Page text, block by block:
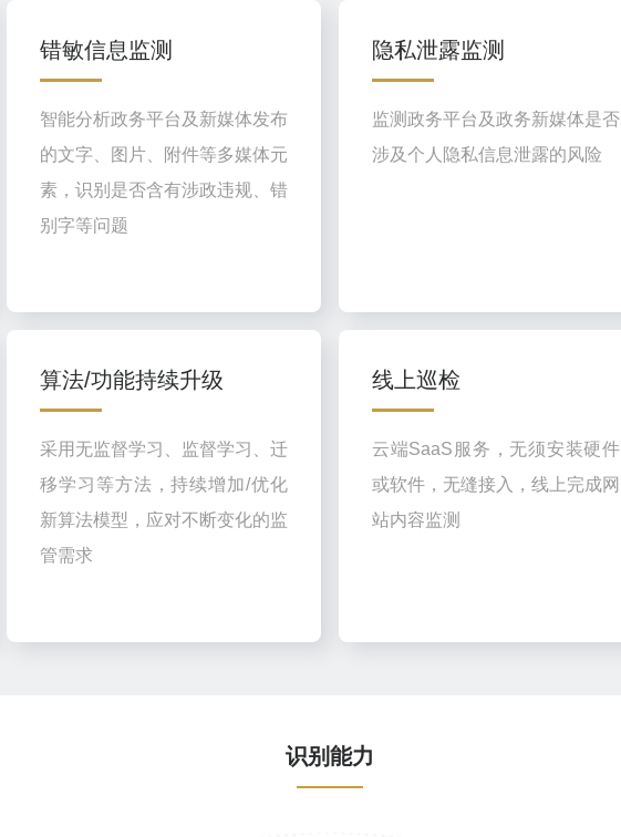
错敏信息监测
智能分析政务平台及新媒体发布
的文字、图片、附件等多媒体元
素，识别是否含有涉政违规、错
别字等问题
隐私泄露监测
监测政务平台及政务新媒体是否
涉及个人隐私信息泄露的风险
算法/功能持续升级
采用无监督学习、监督学习、迁
移学习等方法，持续增加/优化
新算法模型，应对不断变化的监
管需求
线上巡检
云端SaaS服务，无须安装硬件
或软件，无缝接入，线上完成网
站内容监测
识别能力